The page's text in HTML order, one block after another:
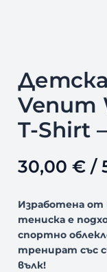
Venum
T-Shirt
30,00 €/
Изработена от
тениска е
спортно
тренират със
вълк!